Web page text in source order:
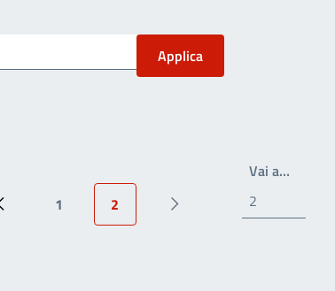
Pagina precedente
Page
1
Pagina attuale
2
Prossima pagina
Vai a…Write